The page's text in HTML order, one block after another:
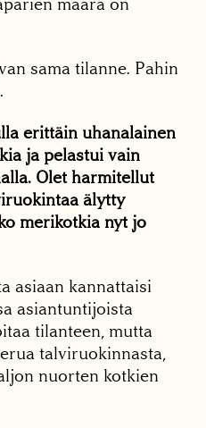
sama tilanne. Pahin
erittäin uhanalainen
ja pelastui vain
Olet harmitellut
älytty
merikotkia nyt jo
asiaan kannattaisi
asiantuntijoista
tilanteen, mutta
talviruokinnasta,
nuorten kotkien